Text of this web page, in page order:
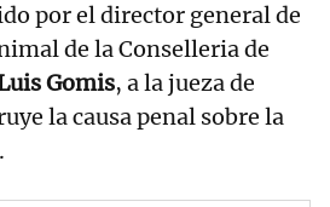
por el director general de
de la Conselleria de
Gomis, a la jueza de
la causa penal sobre la